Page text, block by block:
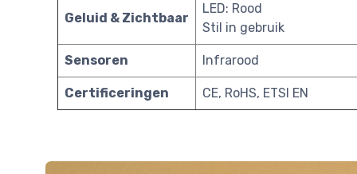
Geluid & Zichtbaar
LED: Rood
Stil in gebruik
Sensoren Infrarood
Certificeringen CE, RoHS, ETSI EN